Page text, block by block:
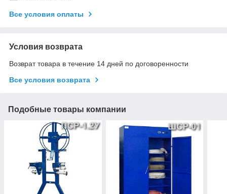
Все условия оплаты
Условия возврата
Возврат товара в течение 14 дней по договоренности
Все условия возврата
Подобные товары компании